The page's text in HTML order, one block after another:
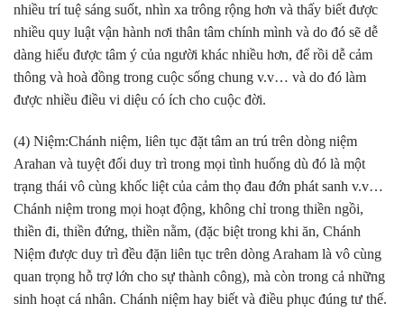
nhiều trí tuệ sáng suốt, nhìn xa trông rộng hơn và thấy biết được
nhiều quy luật vận hành nơi thân tâm chính mình và do đó sẽ dễ
dàng hiểu được tâm ý của người khác nhiều hơn, để rồi dễ cảm
thông và hoà đồng trong cuộc sống chung v.v… và do đó làm
được nhiều điều vi diệu có ích cho cuộc đời.
(4) Niệm:Chánh niệm, liên tục đặt tâm an trú trên dòng niệm
Arahan và tuyệt đối duy trì trong mọi tình huống dù đó là một
trạng thái vô cùng khốc liệt của cảm thọ đau đớn phát sanh v.v…
Chánh niệm trong mọi hoạt động, không chỉ trong thiền ngồi,
thiền đi, thiền đứng, thiền nằm, (đặc biệt trong khi ăn, Chánh
Niệm được duy trì đều đặn liên tục trên dòng Araham là vô cùng
quan trọng hỗ trợ lớn cho sự thành công), mà còn trong cả những
sinh hoạt cá nhân. Chánh niệm hay biết và điều phục đúng tư thế.